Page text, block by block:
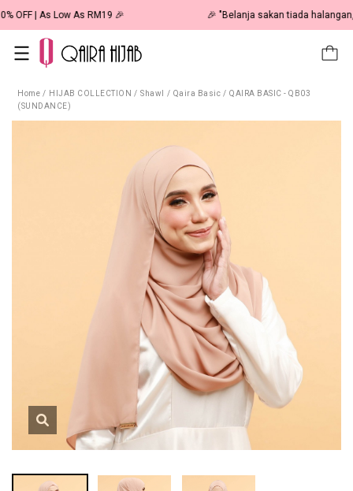
🎉 NOW HAPPENING: Fiesta Sale 50% OFF | As Low As RM19 🎉
Home / HIJAB COLLECTION / Shawl / Qaira Basic / QAIRA BASIC - QB03
(SUNDANCE)